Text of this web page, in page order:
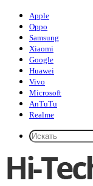
Apple
Oppo
Samsung
Xiaomi
Google
Huawei
Vivo
Microsoft
AnTuTu
Realme